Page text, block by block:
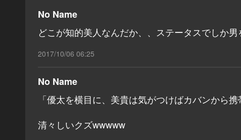
No Name
どこが知的美人なんだか、、ステータスでしか
2017/10/06 06:25
No Name
「優太を横目に、美貴は気がつけばカバンから
清々しいクズwwwww